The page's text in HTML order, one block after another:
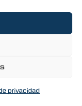
privacidad